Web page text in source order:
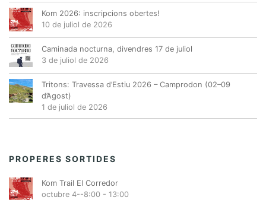
Kom 2026: inscripcions obertes!
10 de juliol de 2026
Caminada nocturna, divendres 17 de juliol
3 de juliol de 2026
Tritons: Travessa d’Estiu 2026 – Camprodon (02–09
d’Agost)
1 de juliol de 2026
PROPERES SORTIDES
Kom Trail El Corredor
octubre 4--8:00 - 13:00